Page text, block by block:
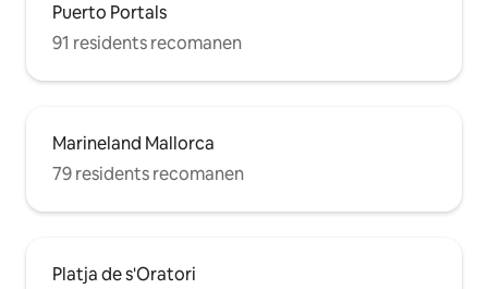
Puerto Portals
91 residents recomanen
Marineland Mallorca
79 residents recomanen
Platja de s'Oratori